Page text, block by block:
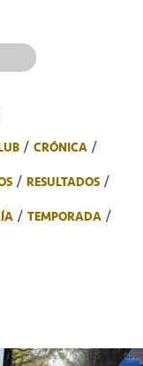
CRÓNICA
RESULTADOS
TEMPORADA